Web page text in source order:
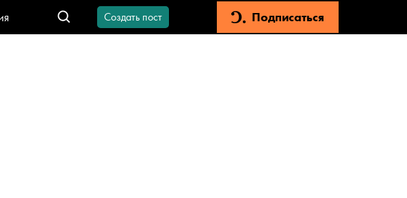
Создать пост Подписаться